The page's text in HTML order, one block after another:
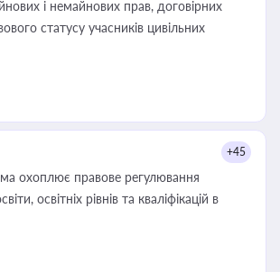
і немайнових прав, договірних
статусу учасників цивільних
+45
охоплює правове регулювання
освітніх рівнів та кваліфікацій в